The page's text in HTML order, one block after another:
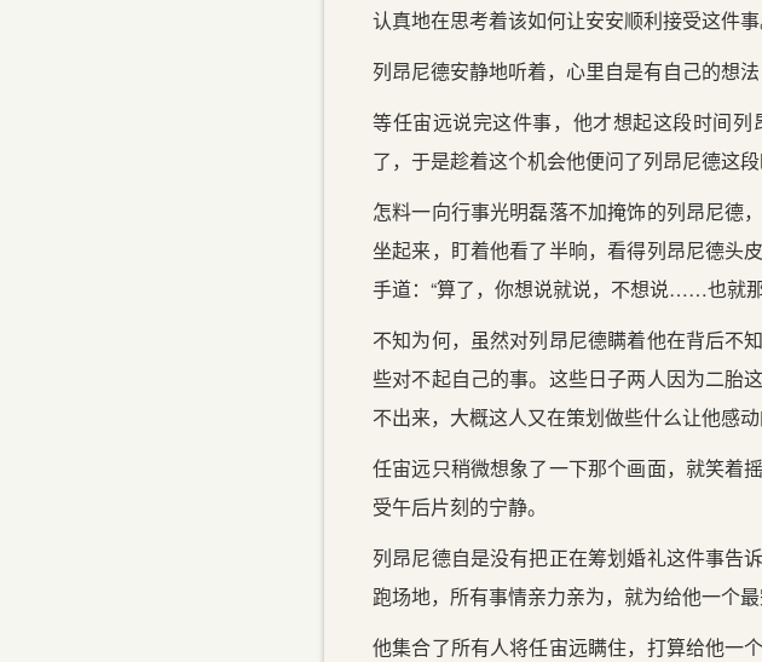
认真地在思考着该如何让安安顺利接受这件事
列昂尼德安静地听着，心里自是有自己的想
等任宙远说完这件事，他才想起这段时间
了，于是趁着这个机会他便问了列昂尼德这段
怎料一向行事光明磊落不加掩饰的列昂尼德
坐起来，盯着他看了半晌，看得列昂尼德头
手道：“算了，你想说就说，不想说……也就
不知为何，虽然对列昂尼德瞒着他在背后不
些对不起自己的事。这些日子两人因为二胎
不出来，大概这人又在策划做些什么让他感动
任宙远只稍微想象了一下那个画面，就笑着
受午后片刻的宁静。
列昂尼德自是没有把正在筹划婚礼这件事告
跑场地，所有事情亲力亲为，就为给他一个最
他集合了所有人将任宙远瞒住，打算给他一